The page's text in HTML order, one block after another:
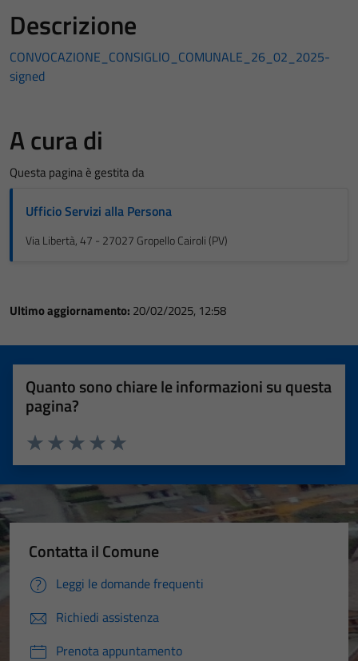
Descrizione
CONVOCAZIONE_CONSIGLIO_COMUNALE_26_02_2025-
signed
A cura di
Questa pagina è gestita da
Ufficio Servizi alla Persona
Via Libertà, 47 - 27027 Gropello Cairoli (PV)
Ultimo aggiornamento: 20/02/2025, 12:58
Quanto sono chiare le informazioni su questa
pagina?
Valuta 5 stelle su 5
Valuta 4 stelle su 5
Valuta 3 stelle su 5
Valuta 2 stelle su 5
Valuta 1 stelle su 5
Contatta il Comune
Leggi le domande frequenti
Richiedi assistenza
Prenota appuntamento